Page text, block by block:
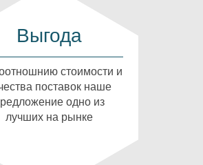
Выгода
стоимости и
поставок наше
одно из
лучших на рынке